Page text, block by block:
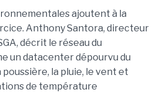
ajoutent à la
Anthony Santora, directeur
décrit le réseau du
un datacenter dépourvu du
la pluie, le vent et
de température